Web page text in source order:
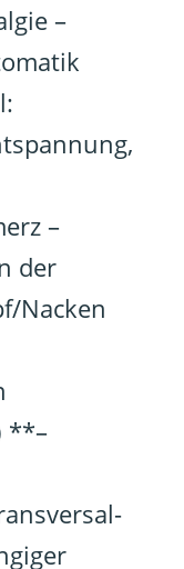
–
–
der
Nacken
**–